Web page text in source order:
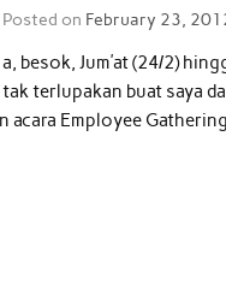
Posted on February 23,
a, besok, Jum’at (24/2)
tak terlupakan buat saya
acara Employee